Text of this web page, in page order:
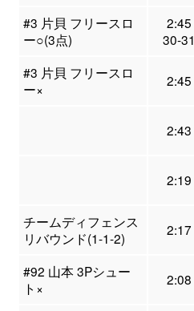
#3 片貝 フリースロ
ー○(3点)
2:45
30-31
#3 片貝 フリースロ
ー×
2:45
2:43
2:19
チームディフェンス
リバウンド(1-1-2)
2:17
#92 山本 3Pシュー
ト×
2:08